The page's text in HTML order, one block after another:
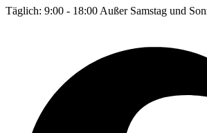
Täglich: 9:00 - 18:00 Außer Samstag und